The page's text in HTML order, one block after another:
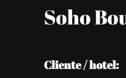
Soho
Cliente / hotel: